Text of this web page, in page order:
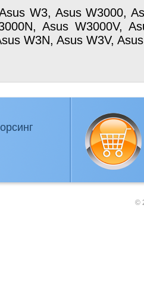
W3, Asus W3000,
Asus W3000V,
W3N, Asus W3V,
©